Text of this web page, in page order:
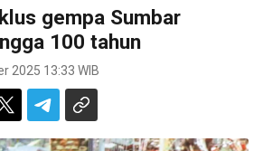
gempa Sumbar
100 tahun
2025 13:33 WIB